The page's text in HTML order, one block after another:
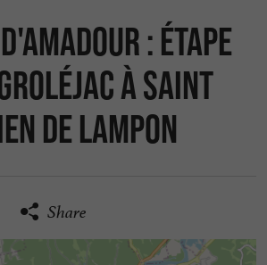
: étape
à Saint
de Lampon
Share